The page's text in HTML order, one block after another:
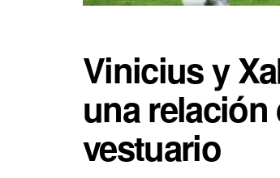
Vinicius y
una relación
vestuario